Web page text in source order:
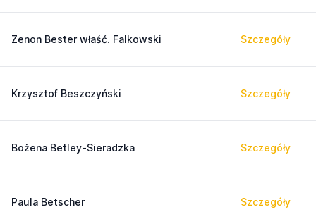
Zenon Bester właść. Falkowski Szczegóły
Krzysztof Beszczyński Szczegóły
Bożena Betley-Sieradzka Szczegóły
Paula Betscher Szczegóły